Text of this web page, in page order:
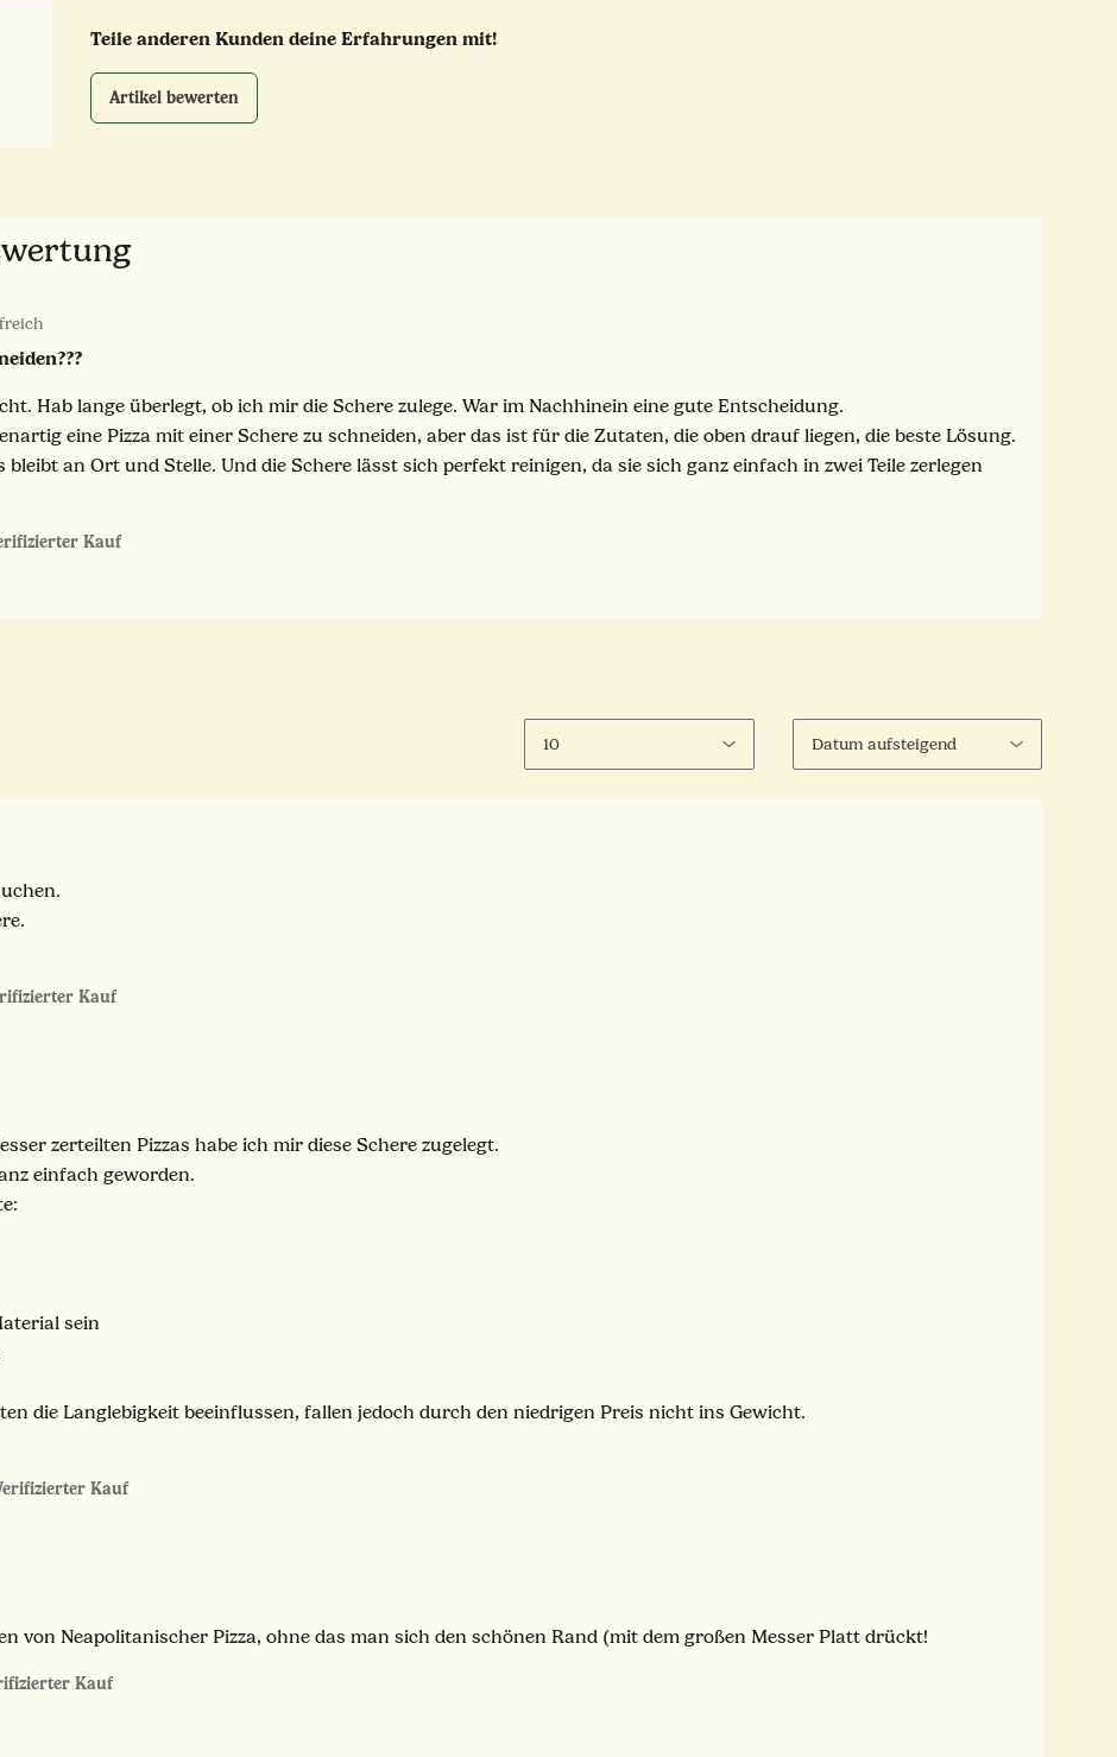
Teile anderen Kunden deine Erfahrungen mit!
Artikel bewerten
Hab lange überlegt, ob ich mir die Schere zulege. War im Nachhinein eine gute Entscheidung.
eine Pizza mit einer Schere zu schneiden, aber das ist für die Zutaten, die oben drauf liegen, die beste Lösung.
bleibt an Ort und Stelle. Und die Schere lässt sich perfekt reinigen, da sie sich ganz einfach in zwei Teile zerlegen
Kauf
Kauf
zerteilten Pizzas habe ich mir diese Schere zugelegt.
einfach geworden.
sein
die Langlebigkeit beeinflussen, fallen jedoch durch den niedrigen Preis nicht ins Gewicht.
Kauf
von Neapolitanischer Pizza, ohne das man sich den schönen Rand (mit dem großen Messer Platt drückt!
Kauf